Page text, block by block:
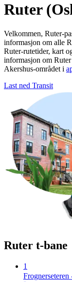
Ruter
Velkommen, Ruter-
informasjon om alle
Ruter-rutetider, kart
informasjon om
Akershus-området i
Last ned Transit
Ruter t-bane
1